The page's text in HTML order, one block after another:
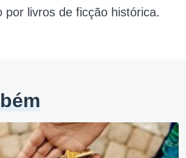
por livros de ficção histórica.